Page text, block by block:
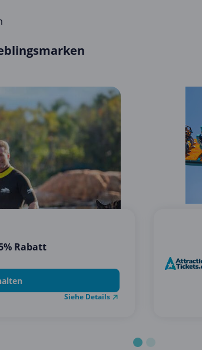
Gaming & Spielzeug
Gesundheit & Beauty
Mobilfunk & Internet
Mode & Accessoires
Shopping
Sonstiges
Rabatt
Siehe Details